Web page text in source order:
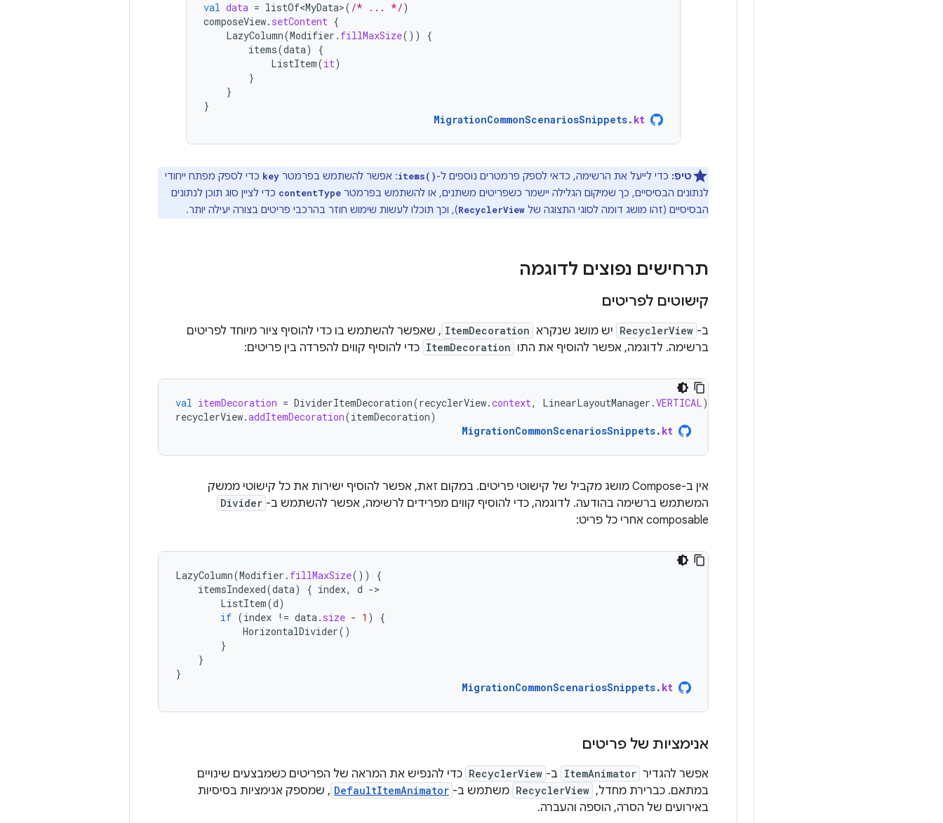
val data = listOf<MyData>( /* ... */)
composeView. setContent {
LazyColumn(Modifier . fillMaxSize())
{
items(data)
{
ListItem(it)
}
}
}
MigrationCommonScenariosSnippets. kt
טיפ: כדי לייעל את הרשימה, כדאי לספק פרמטרים נוספים ל-items(): אפשר להשתמש בפרמטר key כדי לספק מפתח ייחודי
לנתונים הבסיסיים, כך שמיקום הגלילה יישמר כשפריטים משתנים, או להשתמש בפרמטר contentType כדי לציין סוג תוכן לנתונים
הבסיסיים (זהו מושג דומה לסוגי התצוגה של RecyclerView), וכך תוכלו לעשות שימוש חוזר בהרכבי פריטים בצורה יעילה יותר.
תרחישים נפוצים לדוגמה
קישוטים לפריטים
ב- RecyclerView יש מושג שנקרא ItemDecoration , שאפשר להשתמש בו כדי להוסיף ציור מיוחד לפריטים
ברשימה. לדוגמה, אפשר להוסיף את התו ItemDecoration כדי להוסיף קווים להפרדה בין פריטים:
val itemDecoration = DividerItemDecoration(recyclerView.context, LinearLayoutManager .VERTICAL)
recyclerView.addItemDecoration(itemDecoration)
MigrationCommonScenariosSnippets. kt
אין ב-Compose מושג מקביל של קישוטי פריטים. במקום זאת, אפשר להוסיף ישירות את כל קישוטי ממשק
המשתמש ברשימה בהודעה. לדוגמה, כדי להוסיף קווים מפרידים לרשימה, אפשר להשתמש ב- Divider
composable אחרי כל פריט:
LazyColumn(Modifier . fillMaxSize())
{
itemsIndexed(data) { index, d -
ListItem(d)
if (index != data. size - 1 )
{
HorizontalDivider()
}
}
}
MigrationCommonScenariosSnippets. kt
אנימציות של פריטים
אפשר להגדיר ItemAnimator ב- RecyclerView כדי להנפיש את המראה של הפריטים כשמבצעים שינויים
במתאם. כברירת מחדל, RecyclerView משתמש ב- DefaultItemAnimator , שמספק אנימציות בסיסיות
באירועים של הסרה, הוספה והעברה.